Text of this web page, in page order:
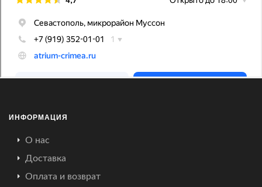
ИНФОРМАЦИЯ
О нас
Доставка
Оплата и возврат